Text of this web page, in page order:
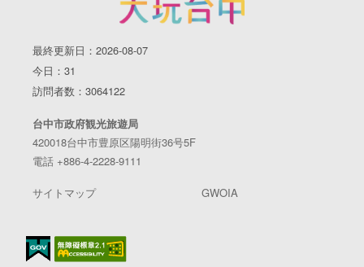
最終更新日：2026-08-07
今日：31
訪問者数：3064122
台中市政府観光旅遊局
420018台中市豊原区陽明街36号5F
電話 +886-4-2228-9111
サイトマップ GWOIA